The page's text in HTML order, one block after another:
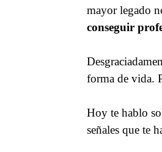
mayor legado
conseguir
forma de vida.
Hoy te hablo
señales que te